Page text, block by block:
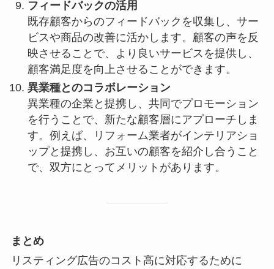
フィードバックの活用
既存顧客からのフィードバックを収集し、サー
ビスや商品の改善に活かします。顧客の声を反
映させることで、より良いサービスを提供し、
顧客満足度を向上させることができます。
異業種とのコラボレーション
異業種の企業と提携し、共同でプロモーション
を行うことで、新たな顧客層にアプローチしま
す。例えば、リフォーム業者がインテリアショ
ップと提携し、お互いの顧客を紹介し合うこと
で、双方にとってメリットがあります。
まとめ
リスティング広告のコスト高に対応するために